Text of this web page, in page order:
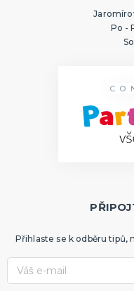
Po -
Přihlaste se k odběru tipů,